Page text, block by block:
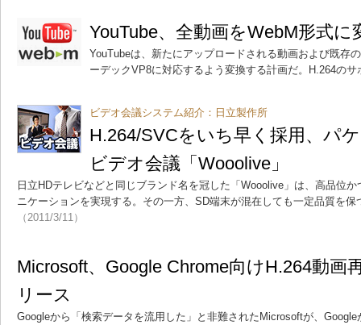
YouTube、全動画をWebM形式に
YouTubeは、新たにアップロードされる動画および既存
ーデックVP8に対応するよう変換する計画だ。H.264の
ビデオ会議システム紹介：日立製作所
H.264/SVCをいち早く採用、パ
ビデオ会議「Wooolive」
日立HDテレビなどと同じブランド名を冠した「Wooolive」は、高品位
ニケーションを実現する。その一方、SD端末が混在しても一定品質を
（2011/3/11）
Microsoft、Google Chrome向けH.264動画
リース
Googleから「検索データを流用した」と非難されたMicrosoftが、